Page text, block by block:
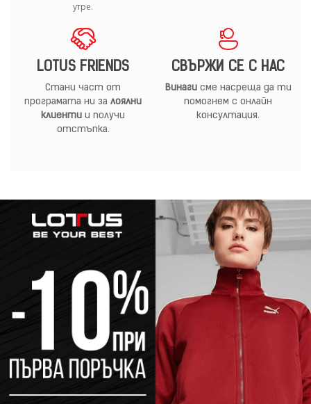
утре.
LOTUS FRIENDS
Стани част от
програмата ни за лоялни
клиенти и получи
отстъпка.
СВЪРЖИ СЕ С НАС
Винагисме насреща да ти
помогнем с онлайн
консултация.